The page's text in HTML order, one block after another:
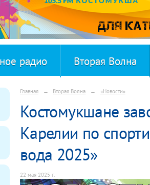
радио Вторая Волна
Главная → Вторая Волна → «Новости»
Костомукшане
Карелии по
вода 2025»
22 мая 2025 г.